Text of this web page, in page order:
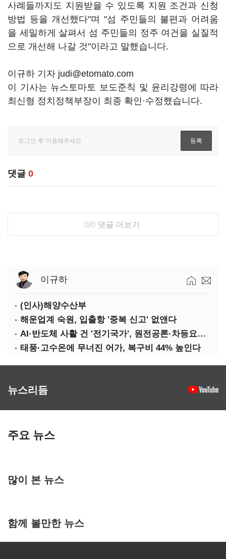
사례들까지도 지원받을 수 있도록 지원 조건과 신청
방법 등을 개선했다"며 "섬 주민들의 불편과 어려움
을 세밀하게 살펴서 섬 주민들의 정주 여건을 실질적
으로 개선해 나갈 것"이라고 말했습니다.
이규하 기자 judi@etomato.com
이 기사는 뉴스토마토 보도준칙 및 윤리강령에 따라
최신형 정치정책부장이 최종 확인·수정했습니다.
댓글 0
0/0 댓글 더보기
이규하
(인사)해양수산부
해운업계 숙원, 입출항 '중복 신고' 없앤다
AI·반도체 사활 건 '전기국가', 원전공론·차등요금 '관건'
태풍·고수온에 무너진 어가, 복구비 44% 높인다
뉴스리듬
주요 뉴스
많이 본 뉴스
함께 볼만한 뉴스